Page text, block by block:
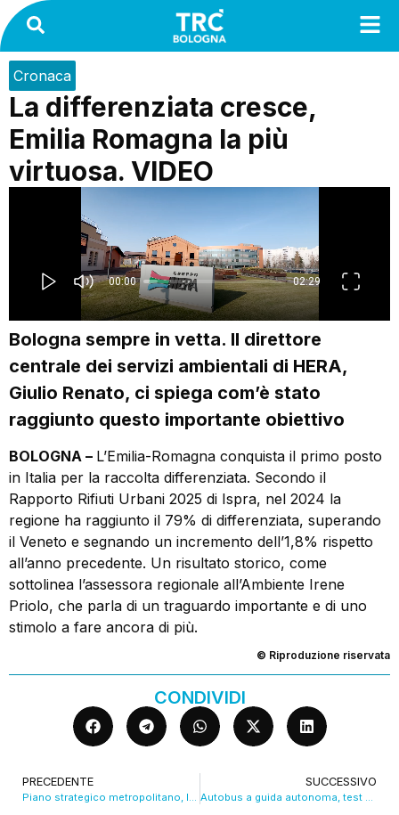
Cronaca
La differenziata cresce,
Emilia Romagna la più
virtuosa. VIDEO
Bologna sempre in vetta. Il direttore
centrale dei servizi ambientali di HERA,
Giulio Renato, ci spiega com’è stato
raggiunto questo importante obiettivo
BOLOGNA – L’Emilia-Romagna conquista il primo posto
in Italia per la raccolta differenziata. Secondo il
Rapporto Rifiuti Urbani 2025 di Ispra, nel 2024 la
regione ha raggiunto il 79% di differenziata, superando
il Veneto e segnando un incremento dell’1,8% rispetto
all’anno precedente. Un risultato storico, come
sottolinea l’assessora regionale all’Ambiente Irene
Priolo, che parla di un traguardo importante e di uno
stimolo a fare ancora di più.
© Riproduzione riservata
CONDIVIDI
PRECEDENTE
Piano strategico metropolitano, le sfide di “Bologna nel mondo che cambia”. VIDEO
SUCCESSIVO
Autobus a guida autonoma, test di Tper all’autodromo di Imola. VIDEO